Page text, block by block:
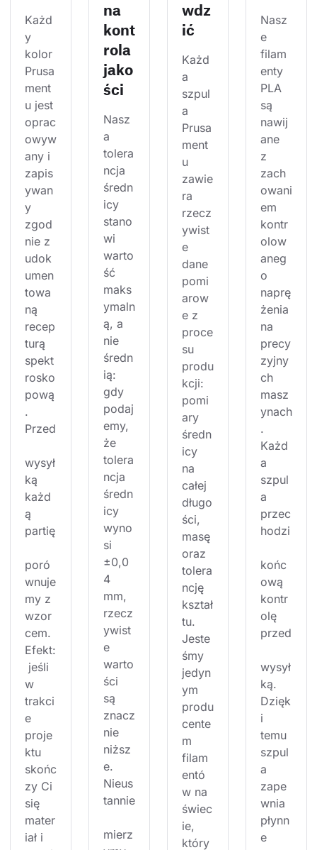
Każd
y
kolor
Prusa
ment
u jest
oprac
owyw
any i
zapis
ywan
y
zgod
nie z
udok
umen
towa
ną
recep
turą
spekt
rosko
pową
.
Przed
wysył
ką
każd
ą
partię
poró
wnuje
my z
wzor
cem.
Efekt:
jeśli
w
trakci
e
proje
ktu
skońc
zy Ci
się
mater
iał i
na
kont
rola
jako
ści
Nasz
a
tolera
ncja
średn
icy
stano
wi
warto
ść
maks
ymaln
ą, a
nie
średn
ią:
gdy
podaj
emy,
że
tolera
ncja
średn
icy
wyno
si
±0,0
4
mm,
rzecz
ywist
e
warto
ści
są
znacz
nie
niższ
e.
Nieus
tannie
mierz
wdz
ić
Każd
a
szpul
a
Prusa
ment
u
zawie
ra
rzecz
ywist
e
dane
pomi
arow
e z
proce
su
produ
kcji:
pomi
ary
średn
icy
na
całej
długo
ści,
masę
oraz
tolera
ncję
kształ
tu.
Jeste
śmy
jedyn
ym
produ
cente
m
filam
entó
w na
świec
ie,
który
Nasz
e
filam
enty
PLA
są
nawij
ane
z
zach
owani
em
kontr
olow
aneg
o
naprę
żenia
na
precy
zyjny
ch
masz
ynach
.
Każd
a
szpul
a
przec
hodzi
końc
ową
kontr
olę
przed
wysył
ką.
Dzięk
i
temu
szpul
a
zape
wnia
płynn
e